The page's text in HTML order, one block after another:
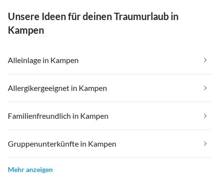
Unsere Ideen für deinen Traumurlaub in
Kampen
Alleinlage in Kampen
Allergikergeeignet in Kampen
Familienfreundlich in Kampen
Gruppenunterkünfte in Kampen
Mehr anzeigen